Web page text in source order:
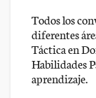
Todos los
diferentes
Táctica en
Habilidades
aprendizaje.